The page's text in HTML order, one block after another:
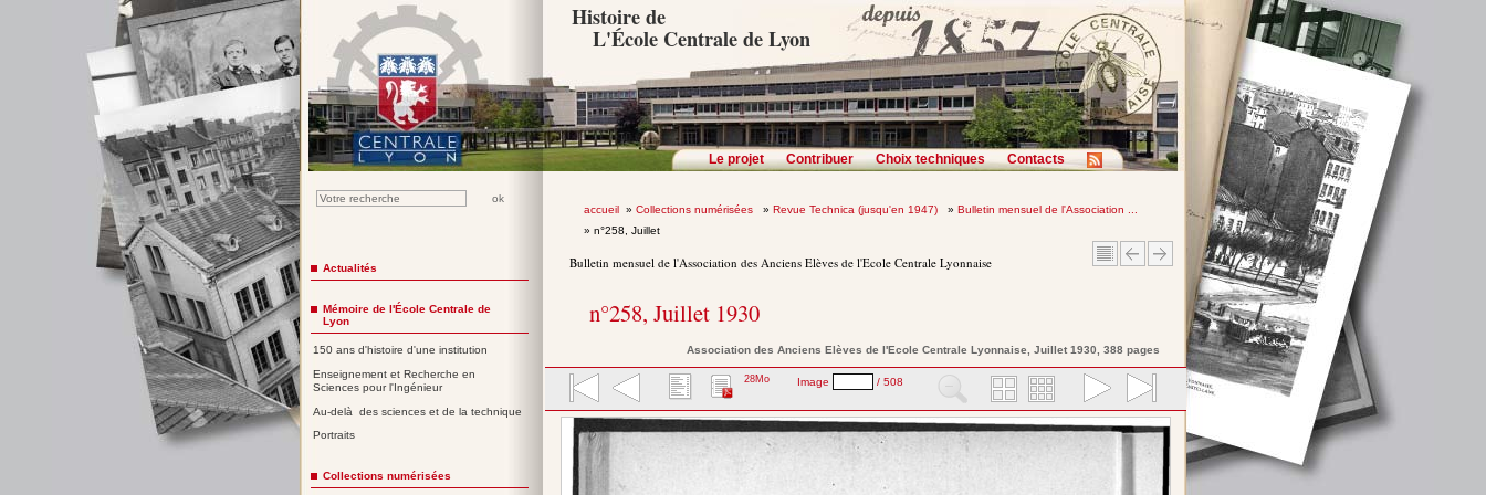
Histoire de
L'École Centrale de Lyon
Le projet Contribuer Choix techniques Contacts
accueil» Collections numérisées » Revue Technica (jusqu'en 1947) » Bulletin mensuel de l'Association ...
» n°258, Juillet
Bulletin mensuel de l'Association des Anciens Elèves de l'Ecole Centrale Lyonnaise
n°258, Juillet 1930
Association des Anciens Elèves de l'Ecole Centrale Lyonnaise, Juillet 1930, 388 pages
28Mo Image / 508
Actualités
Mémoire de l'École Centrale de
Lyon
150 ans d'histoire d'une institution
Enseignement et Recherche en
Sciences pour l'Ingénieur
Au-delà des sciences et de la technique
Portraits
Collections numérisées